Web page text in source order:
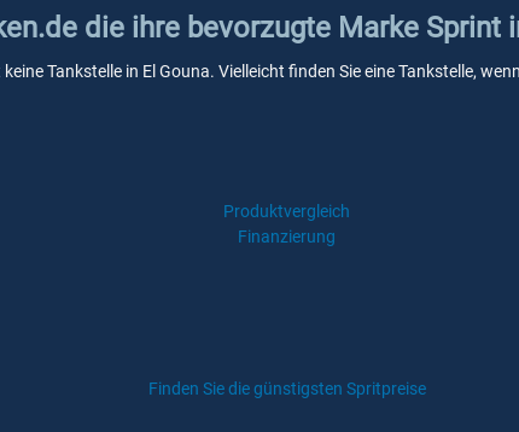
die ihre bevorzugte Marke Sprint
Tankstelle in El Gouna. Vielleicht finden Sie eine Tankstelle,
Produktvergleich
Finanzierung
Finden Sie die günstigsten Spritpreise